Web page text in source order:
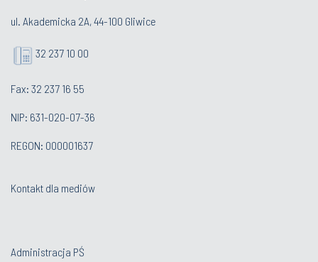
ul. Akademicka 2A, 44-100 Gliwice
32 237 10 00
Fax: 32 237 16 55
NIP: 631-020-07-36
REGON: 000001637
Kontakt dla mediów
Administracja PŚ